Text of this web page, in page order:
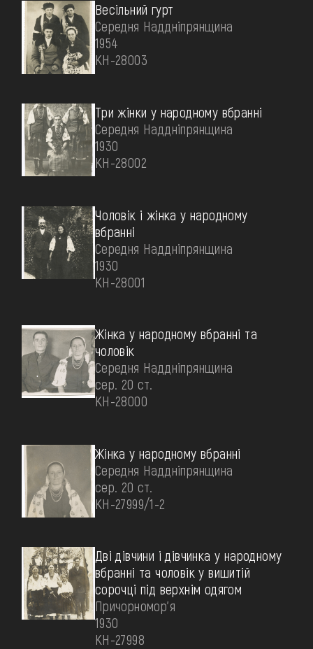
Весільний гурт
Середня Наддніпрянщина
1954
КН-28003
Три жінки у народному вбранні
Середня Наддніпрянщина
1930
КН-28002
Чоловік і жінка у народному
вбранні
Середня Наддніпрянщина
1930
КН-28001
Жінка у народному вбранні та
чоловік
Середня Наддніпрянщина
сер. 20 ст.
КН-28000
Жінка у народному вбранні
Середня Наддніпрянщина
сер. 20 ст.
КН-27999/1-2
Дві дівчини і дівчинка у народному
вбранні та чоловік у вишитій
сорочці під верхнім одягом
Причорномор'я
1930
КН-27998